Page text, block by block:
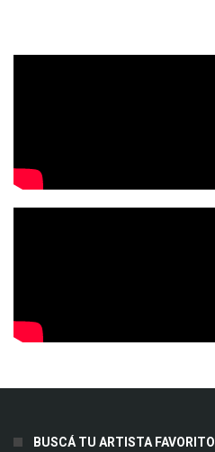
BUSCÁ TU ARTISTA FAVORITO